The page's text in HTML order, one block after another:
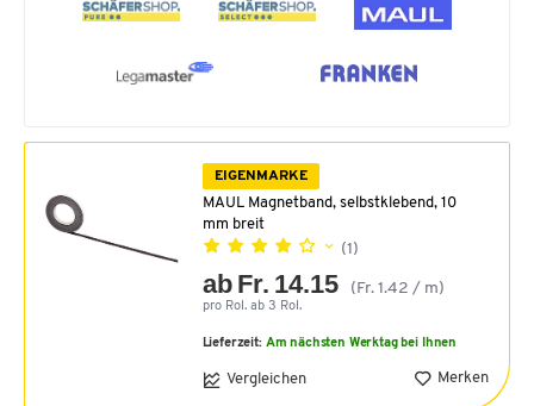
EIGENMARKE
MAUL Magnetband, selbstklebend, 10
mm breit
(1)
ab Fr. 14.15 (Fr. 1.42 / m)
pro Rol. ab 3 Rol.
Lieferzeit: Am nächsten Werktag bei Ihnen
Vergleichen Merken